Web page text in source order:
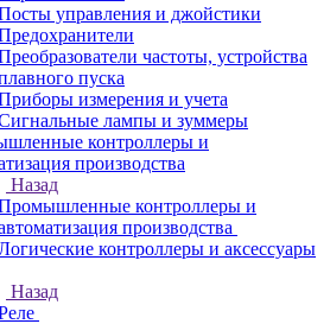
управления и джойстики
частоты, устройства
пуска
измерения и учета
лампы и зуммеры
контроллеры и
производства
Назад
контроллеры и
производства
контроллеры и аксессуары
Назад